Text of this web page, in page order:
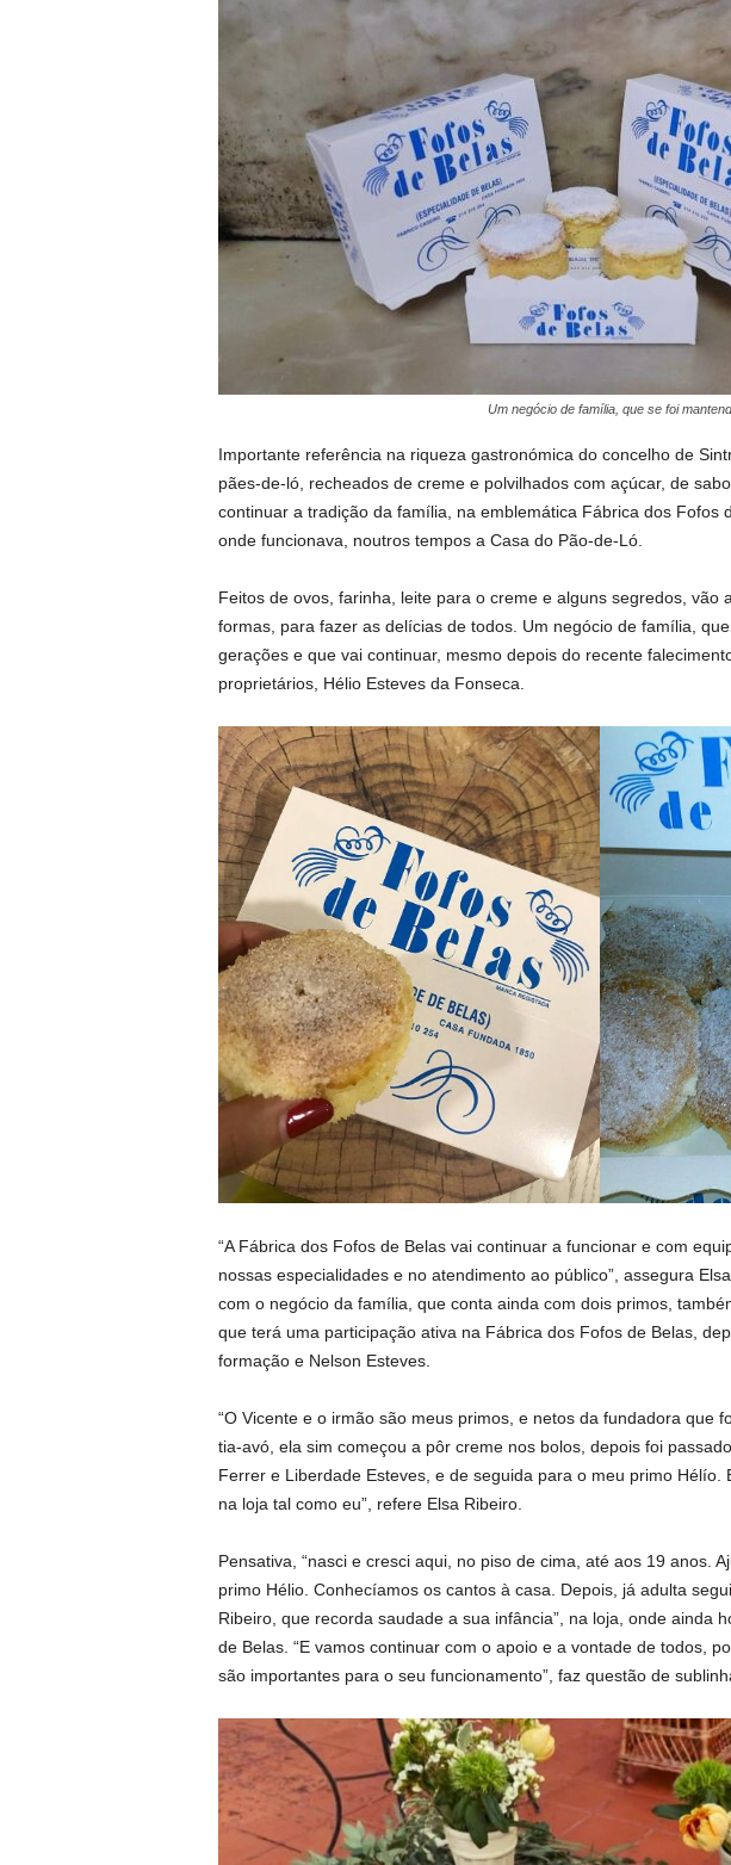
Um negócio de família, que se foi
Importante referência na riqueza gastronómica do concelho de
pães-de-ló, recheados de creme e polvilhados com açúcar, de
continuar a tradição da família, na emblemática Fábrica dos Fofos
onde funcionava, noutros tempos a Casa do Pão-de-Ló.
Feitos de ovos, farinha, leite para o creme e alguns segredos, vão
formas, para fazer as delícias de todos. Um negócio de família,
gerações e que vai continuar, mesmo depois do recente
proprietários, Hélio Esteves da Fonseca.
“A Fábrica dos Fofos de Belas vai continuar a funcionar e com
nossas especialidades e no atendimento ao público”, assegura
com o negócio da família, que conta ainda com dois primos,
que terá uma participação ativa na Fábrica dos Fofos de Belas,
formação e Nelson Esteves.
“O Vicente e o irmão são meus primos, e netos da fundadora que
tia-avó, ela sim começou a pôr creme nos bolos, depois foi
Ferrer e Liberdade Esteves, e de seguida para o meu primo Hélío.
na loja tal como eu”, refere Elsa Ribeiro.
Pensativa, “nasci e cresci aqui, no piso de cima, até aos 19 anos.
primo Hélio. Conhecíamos os cantos à casa. Depois, já adulta
Ribeiro, que recorda saudade a sua infância”, na loja, onde ainda
de Belas. “E vamos continuar com o apoio e a vontade de todos,
são importantes para o seu funcionamento”, faz questão de